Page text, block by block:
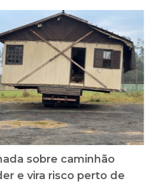
sobre caminhão
e vira risco perto de